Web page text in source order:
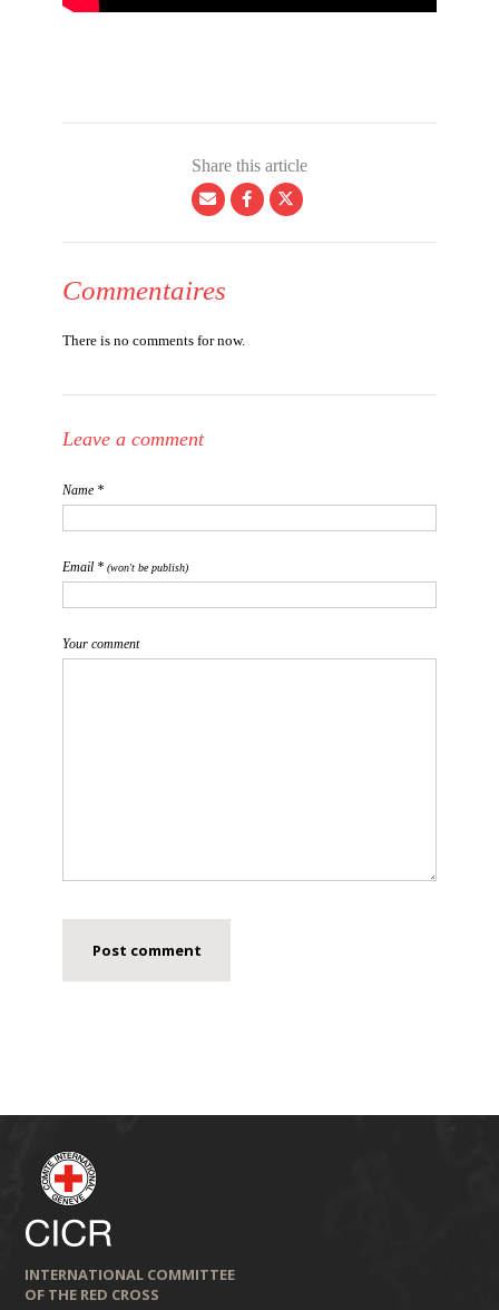
Share this article
Commentaires
There is no comments for now.
Leave a comment
Name *
Email * (won't be publish)
Your comment
INTERNATIONAL COMMITTEE
OF THE RED CROSS